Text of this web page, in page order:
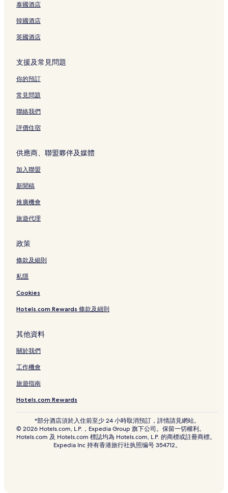
泰國酒店
韓國酒店
英國酒店
支援及常見問題
你的預訂
常見問題
聯絡我們
評價住宿
供應商、聯盟夥伴及媒體
加入聯盟
新聞稿
推廣機會
旅遊代理
政策
條款及細則
私隱
Cookies
Hotels.com Rewards 條款及細則
其他資料
關於我們
工作機會
旅遊指南
Hotels.com Rewards
*部分酒店須於入住前至少 24 小時取消預訂，詳情請見網站。
© 2026 Hotels.com, L.P.，Expedia Group 旗下公司。保留一切權利。
Hotels.com 及 Hotels.com 標誌均為 Hotels.com, L.P. 的商標或註冊商標。
Expedia Inc 持有香港旅行社执照编号 354712。